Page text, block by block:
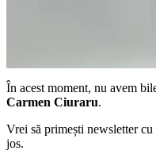
În acest moment, nu avem
Carmen Ciuraru.
Vrei să primești newsletter
jos.